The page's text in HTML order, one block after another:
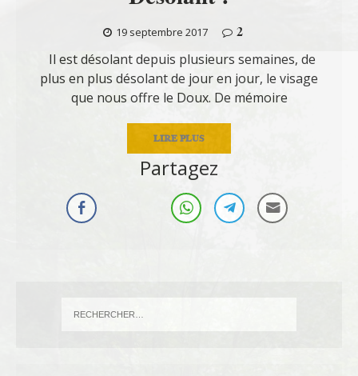
19 septembre 2017
2
Il est désolant depuis plusieurs semaines, de
plus en plus désolant de jour en jour, le visage
que nous offre le Doux. De mémoire
LIRE PLUS
Partagez